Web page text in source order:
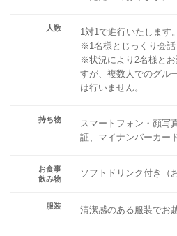
人数
1対1で進行いたします。
※1名様とじっくり会話
※状況により2名様とお
すが、複数人でのグル
は行いません。
持ち物
スマートフォン・顔写
証、マイナンバーカー
お食事
飲み物
ソフトドリンク付き（
服装 清潔感のある服装でお